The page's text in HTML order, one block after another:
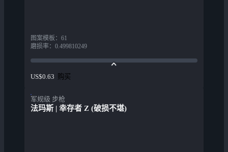
图案模板 ： 61
磨损率： 0.499810249
US$0.63 购买
军规级 步枪
法玛斯 | 幸存者 Z (破损不堪)